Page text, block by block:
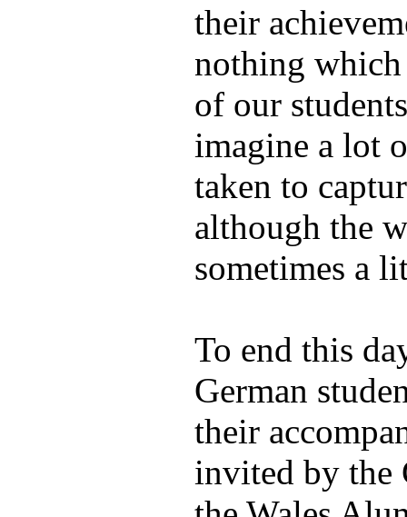
their
nothing which
of our
imagine a lot
taken to
although the
sometimes a
To end this
German
their
invited by the